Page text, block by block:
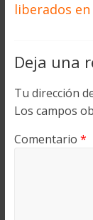
liberados
Deja una
Tu dirección
Los campos
Comentario *